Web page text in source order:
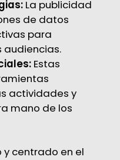
La publicidad
de datos
para
audiencias.
Estas
actividades y
mano de los
centrado en el